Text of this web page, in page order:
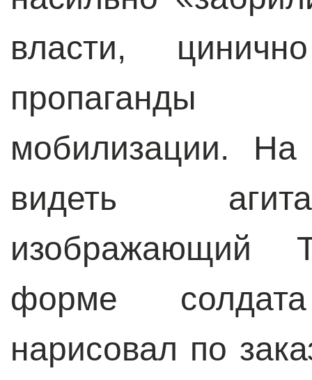
власти,
пропаганды
мобилизации.
видеть
изображающий
форме
нарисовал по